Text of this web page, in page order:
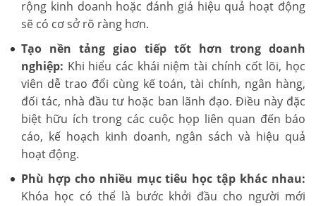
rộng kinh doanh hoặc đánh giá hiệu quả hoạt động
sẽ có cơ sở rõ ràng hơn.
Tạo nền tảng giao tiếp tốt hơn trong doanh
nghiệp: Khi hiểu các khái niệm tài chính cốt lõi, học
viên dễ trao đổi cùng kế toán, tài chính, ngân hàng,
đối tác, nhà đầu tư hoặc ban lãnh đạo. Điều này đặc
biệt hữu ích trong các cuộc họp liên quan đến báo
cáo, kế hoạch kinh doanh, ngân sách và hiệu quả
hoạt động.
Phù hợp cho nhiều mục tiêu học tập khác nhau:
Khóa học có thể là bước khởi đầu cho người mới